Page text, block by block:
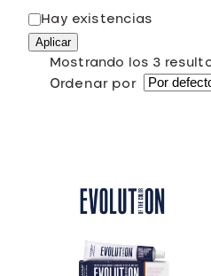
E
s
Hay existencias
Aplicar
Mostrando los 3
Ordenar por